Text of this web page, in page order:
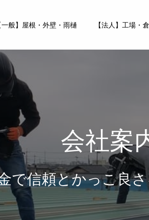
一般】屋根・外壁・雨樋 【法人】工場・
会社案
で信頼とかっこ良